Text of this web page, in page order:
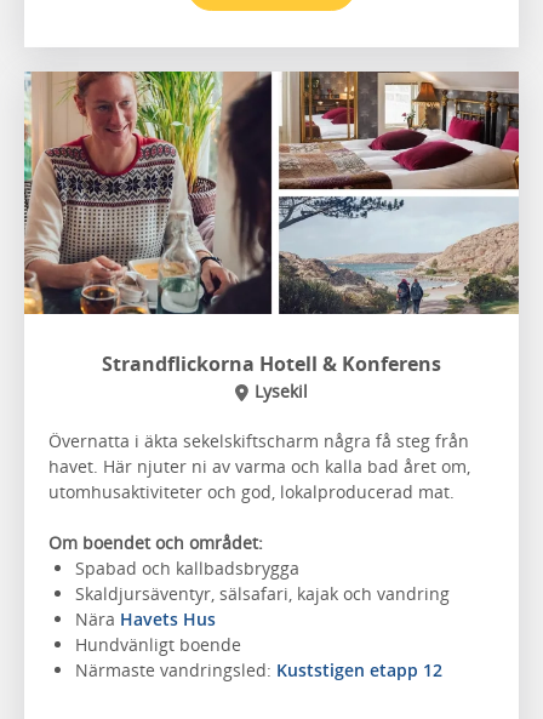
Strandflickorna Hotell & Konferens
Lysekil
Övernatta i äkta sekelskiftscharm några få steg från
havet. Här njuter ni av varma och kalla bad året om,
utomhusaktiviteter och god, lokalproducerad mat.
Om boendet och området:
Spabad och kallbadsbrygga
Skaldjursäventyr, sälsafari, kajak och vandring
Nära Havets Hus
Hundvänligt boende
Närmaste vandringsled: Kuststigen etapp 12